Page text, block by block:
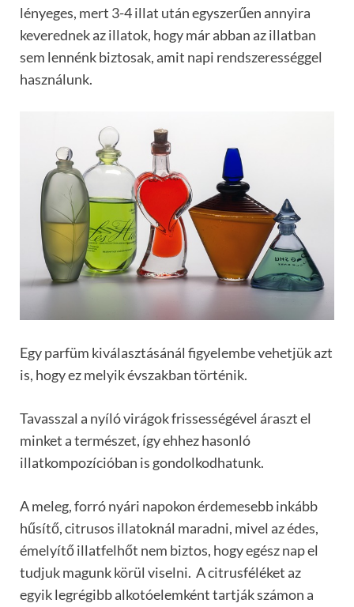
lényeges, mert 3-4 illat után egyszerűen annyira
keverednek az illatok, hogy már abban az illatban
sem lennénk biztosak, amit napi rendszerességgel
használunk.
Egy parfüm kiválasztásánál figyelembe vehetjük azt
is, hogy ez melyik évszakban történik.
Tavasszal a nyíló virágok frissességével áraszt el
minket a természet, így ehhez hasonló
illatkompozícióban is gondolkodhatunk.
A meleg, forró nyári napokon érdemesebb inkább
hűsítő, citrusos illatoknál maradni, mivel az édes,
émelyítő illatfelhőt nem biztos, hogy egész nap el
tudjuk magunk körül viselni. A citrusféléket az
egyik legrégibb alkotóelemként tartják számon a